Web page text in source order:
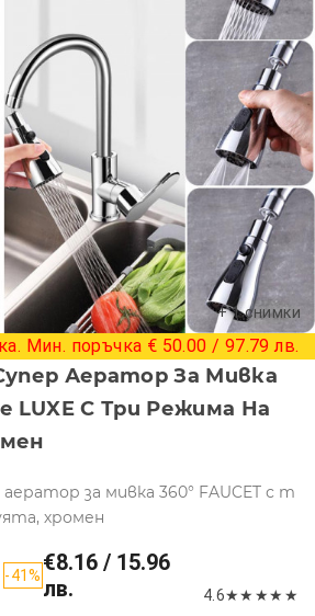
+ 1 снимки
Мин. поръчка € 50.00 / 97.79 лв.
Аератор За Мивка
LUXE С Три Режима На
за мивка 360° FAUCET с т
хромен
-41%€8.16 / 15.96
лв.
4.6★★ ★★ ★